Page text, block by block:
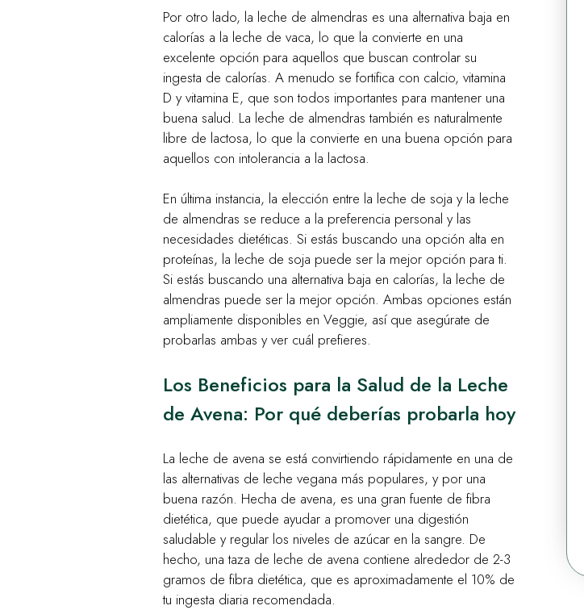
Por otro lado, la leche de almendras es una alternativa baja en
calorías a la leche de vaca, lo que la convierte en una
excelente opción para aquellos que buscan controlar su
ingesta de calorías. A menudo se fortifica con calcio, vitamina
D y vitamina E, que son todos importantes para mantener una
buena salud. La leche de almendras también es naturalmente
libre de lactosa, lo que la convierte en una buena opción para
aquellos con intolerancia a la lactosa.
En última instancia, la elección entre la leche de soja y la leche
de almendras se reduce a la preferencia personal y las
necesidades dietéticas. Si estás buscando una opción alta en
proteínas, la leche de soja puede ser la mejor opción para ti.
Si estás buscando una alternativa baja en calorías, la leche de
almendras puede ser la mejor opción. Ambas opciones están
ampliamente disponibles en Veggie, así que asegúrate de
probarlas ambas y ver cuál prefieres.
Los Beneficios para la Salud de la Leche
de Avena: Por qué deberías probarla hoy
La leche de avena se está convirtiendo rápidamente en una de
las alternativas de leche vegana más populares, y por una
buena razón. Hecha de avena, es una gran fuente de fibra
dietética, que puede ayudar a promover una digestión
saludable y regular los niveles de azúcar en la sangre. De
hecho, una taza de leche de avena contiene alrededor de 2-3
gramos de fibra dietética, que es aproximadamente el 10% de
tu ingesta diaria recomendada.